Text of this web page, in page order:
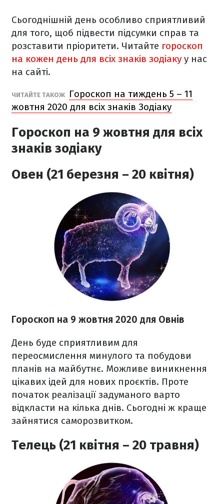
Сьогоднішній день особливо сприятливий
для того, щоб підвести підсумки справ та
розставити пріоритети. Читайте гороскоп
на кожен день для всіх знаків зодіаку у нас
на сайті.
ЧИТАЙТЕ ТАКОЖ
Гороскоп на тиждень 5 – 11
жовтня 2020 для всіх знаків Зодіаку
Гороскоп на 9 жовтня для всіх
знаків зодіаку
Овен (21 березня – 20 квітня)
Гороскоп на 9 жовтня 2020 для Овнів
День буде сприятливим для
переосмислення минулого та побудови
планів на майбутнє. Можливе виникнення
цікавих ідей для нових проєктів. Проте
початок реалізації задуманого варто
відкласти на кілька днів. Сьогодні ж краще
зайнятися саморозвитком.
Телець (21 квітня – 20 травня)